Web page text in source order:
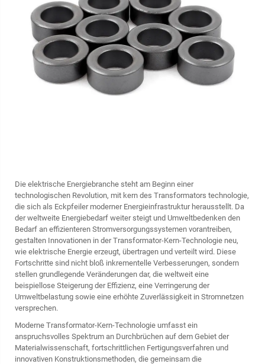
Die elektrische Energiebranche steht am Beginn einer
technologischen Revolution, mit kern des Transformators technologie,
die sich als Eckpfeiler moderner Energieinfrastruktur herausstellt. Da
der weltweite Energiebedarf weiter steigt und Umweltbedenken den
Bedarf an effizienteren Stromversorgungssystemen vorantreiben,
gestalten Innovationen in der Transformator-Kern-Technologie neu,
wie elektrische Energie erzeugt, übertragen und verteilt wird. Diese
Fortschritte sind nicht bloß inkrementelle Verbesserungen, sondern
stellen grundlegende Veränderungen dar, die weltweit eine
beispiellose Steigerung der Effizienz, eine Verringerung der
Umweltbelastung sowie eine erhöhte Zuverlässigkeit in Stromnetzen
versprechen.
Moderne Transformator-Kern-Technologie umfasst ein
anspruchsvolles Spektrum an Durchbrüchen auf dem Gebiet der
Materialwissenschaft, fortschrittlichen Fertigungsverfahren und
innovativen Konstruktionsmethoden, die gemeinsam die